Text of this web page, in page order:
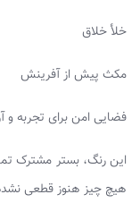
خلأ خلاق
مکث پیش از آفرینش
فضایی امن برای تجربه و
این رنگ، بستر مشترک
هیچ چیز هنوز قطعی